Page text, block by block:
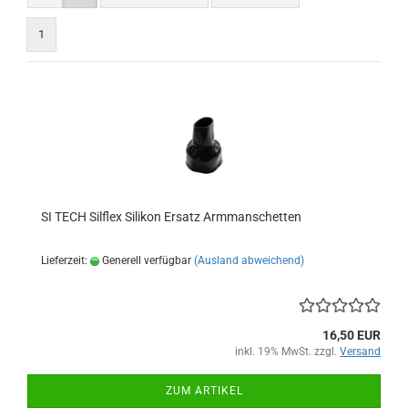
1
SI TECH Silflex Silikon Ersatz Armmanschetten
Lieferzeit: Generell verfügbar (Ausland abweichend)
16,50 EUR
inkl. 19% MwSt. zzgl. Versand
ZUM ARTIKEL